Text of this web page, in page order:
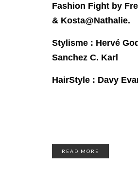
Fashion Fight by
& Kosta@Nathalie.
Stylisme : Hervé
Sanchez C. Karl
HairStyle : Davy
READ MORE